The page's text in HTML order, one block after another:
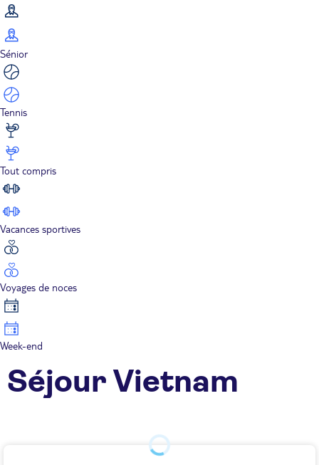
Sénior
Tennis
Tout compris
Vacances sportives
Voyages de noces
Week-end
Séjour Vietnam